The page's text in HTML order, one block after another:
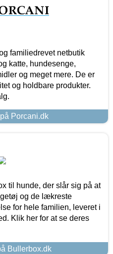
familiedrevet netbutik
katte, hundesenge,
og meget mere. De er
og holdbare produkter.
Porcani.dk
til hunde, der slår sig på at
og de lækreste
for hele familien, leveret i
Klik her for at se deres
Bullerbox.dk